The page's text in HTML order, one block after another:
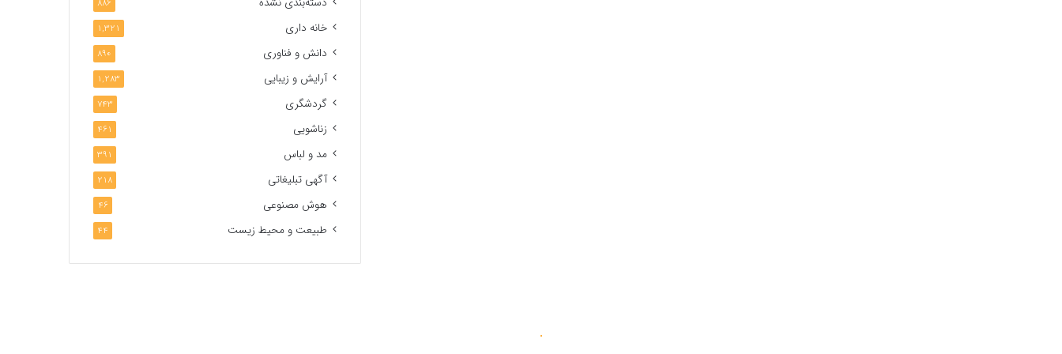
886
خانه داری 1,321
دانش و فناوری 890
آرایش و زیبایی 1,283
گردشگری 743
زناشویی 461
مد و لباس 391
آگهی تبلیغاتی 218
هوش مصنوعی 46
طبیعت و محیط زیست 44